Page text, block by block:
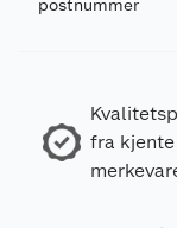
postnummer
fra kjente